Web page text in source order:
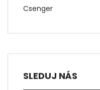
Csenger
SLEDUJ NÁS